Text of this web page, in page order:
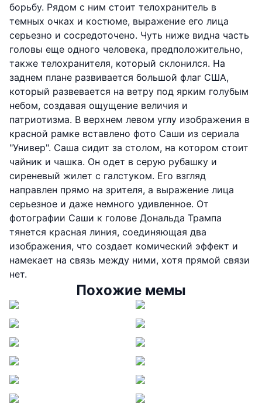
борьбу. Рядом с ним стоит телохранитель в
темных очках и костюме, выражение его лица
серьезно и сосредоточено. Чуть ниже видна часть
головы еще одного человека, предположительно,
также телохранителя, который склонился. На
заднем плане развивается большой флаг США,
который развевается на ветру под ярким голубым
небом, создавая ощущение величия и
патриотизма. В верхнем левом углу изображения в
красной рамке вставлено фото Саши из сериала
"Универ". Саша сидит за столом, на котором стоит
чайник и чашка. Он одет в серую рубашку и
сиреневый жилет с галстуком. Его взгляд
направлен прямо на зрителя, а выражение лица
серьезное и даже немного удивленное. От
фотографии Саши к голове Дональда Трампа
тянется красная линия, соединяющая два
изображения, что создает комический эффект и
намекает на связь между ними, хотя прямой связи
нет.
Похожие мемы